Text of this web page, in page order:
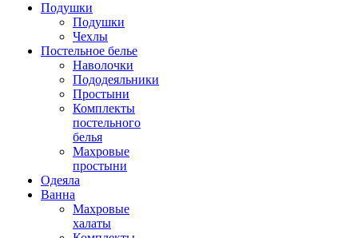
Подушки
Подушки
Чехлы
Постельное белье
Наволочки
Пододеяльники
Простыни
Комплекты
постельного
белья
Махровые
простыни
Одеяла
Ванна
Махровые
халаты